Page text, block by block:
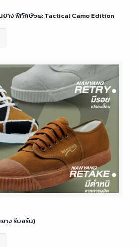
นยาง พิทักษ์๖๘: Tactical Camo Edition
าง รีบอร์น)